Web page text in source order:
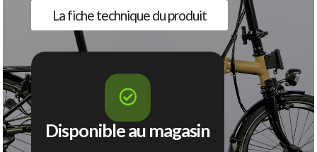
La fiche technique du produit

Disponible au magasin